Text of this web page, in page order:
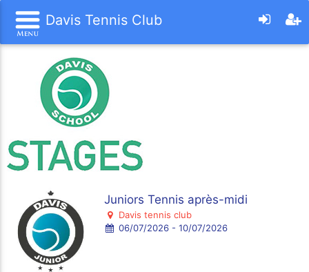
Davis Tennis Club
Juniors Tennis après-midi
Davis tennis club
06/07/2026 - 10/07/2026